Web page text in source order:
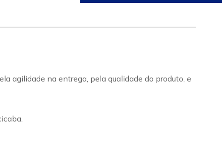
agilidade na entrega, pela qualidade do produto, e